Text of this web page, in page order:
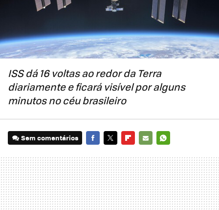
ISS dá 16 voltas ao redor da Terra
diariamente e ficará visível por alguns
minutos no céu brasileiro
Sem comentários
MAIL